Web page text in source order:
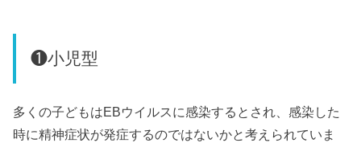
❶小児型
多くの子どもはEBウイルスに感染するとされ、感染した
時に精神症状が発症するのではないかと考えられていま